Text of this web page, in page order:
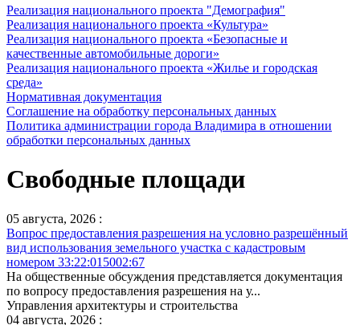
Реализация национального проекта "Демография"
Реализация национального проекта «Культура»
Реализация национального проекта «Безопасные и
качественные автомобильные дороги»
Реализация национального проекта «Жилье и городская
среда»
Нормативная документация
Соглашение на обработку персональных данных
Политика администрации города Владимира в отношении
обработки персональных данных
Свободные площади
05 августа, 2026 :
Вопрос предоставления разрешения на условно разрешённый
вид использования земельного участка с кадастровым
номером 33:22:015002:67
На общественные обсуждения представляется документация
по вопросу предоставления разрешения на у...
Управления архитектуры и строительства
04 августа, 2026 :